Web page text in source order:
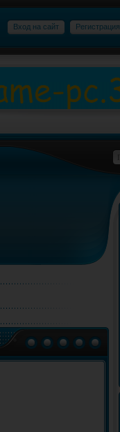
Вход на сайт Регистрация